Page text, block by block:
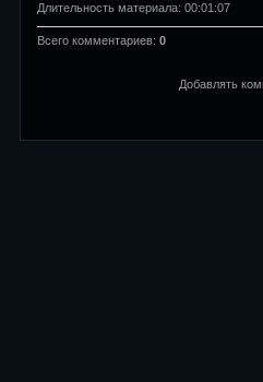
Длительность материала: 00:01:07
Всего комментариев: 0
Добавлять